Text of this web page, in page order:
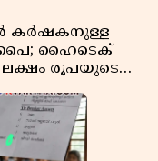
കർഷകനുള്ള
പൈ; ഹൈടെക്
ലക്ഷം രൂപയുടെ